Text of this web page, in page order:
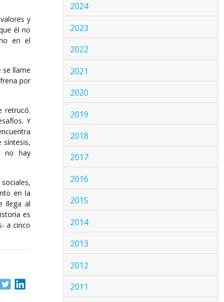
y
él no
en el
se llame
por
retrucó.
Y
síntesis,
no hay
en la
llega al
es
a cinco
2024
2023
2022
2021
2020
2019
2018
2017
2016
2015
2014
2013
2012
2011